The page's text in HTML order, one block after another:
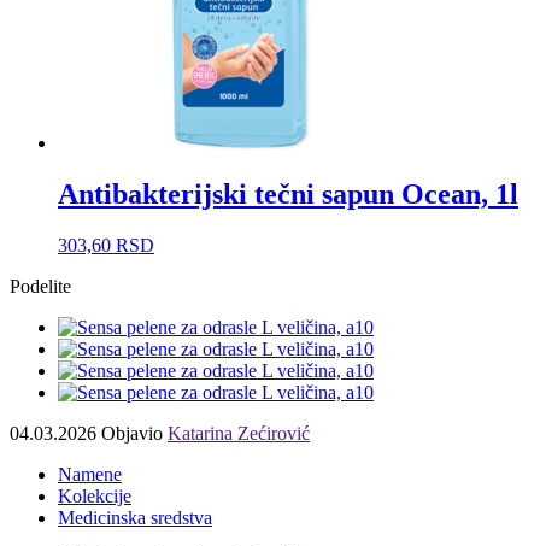
Antibakterijski tečni sapun Ocean, 1l
303,60 RSD
Podelite
04.03.2026 Objavio Katarina Zećirović
Namene
Kolekcije
Medicinska sredstva